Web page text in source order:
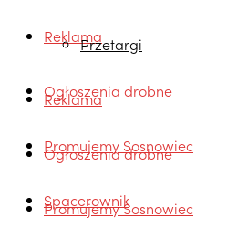
Reklama
Ogłoszenia drobne
Promujemy Sosnowiec
Spacerownik
Przetargi
Reklama
Ogłoszenia drobne
Promujemy Sosnowiec